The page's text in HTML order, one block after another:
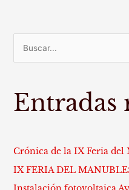
p
o
Entradas
Crónica de la IX Feria del
IX FERIA DEL